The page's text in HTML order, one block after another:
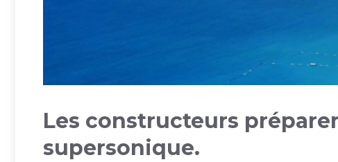
Les constructeurs
supersonique.